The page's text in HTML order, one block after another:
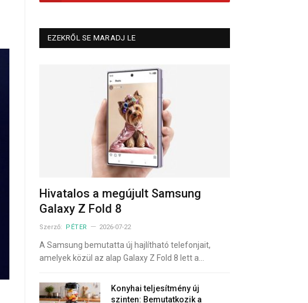
EZEKRŐL SE MARADJ LE
Hivatalos a megújult Samsung
Galaxy Z Fold 8
Szerző: PÉTER 2026-07-22
A Samsung bemutatta új hajlítható telefonjait,
amelyek közül az alap Galaxy Z Fold 8 lett a…
Konyhai teljesítmény új
szinten: Bemutatkozik a